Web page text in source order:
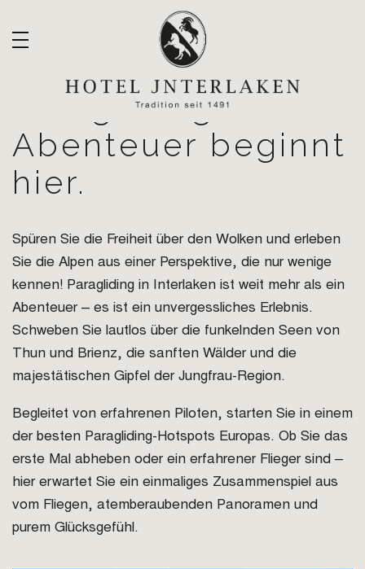
Paragliding – Ihr
Abenteuer beginnt
hier.
Spüren Sie die Freiheit über den Wolken und erleben
Sie die Alpen aus einer Perspektive, die nur wenige
kennen! Paragliding in Interlaken ist weit mehr als ein
Abenteuer – es ist ein unvergessliches Erlebnis.
Schweben Sie lautlos über die funkelnden Seen von
Thun und Brienz, die sanften Wälder und die
majestätischen Gipfel der Jungfrau-Region.
Begleitet von erfahrenen Piloten, starten Sie in einem
der besten Paragliding-Hotspots Europas. Ob Sie das
erste Mal abheben oder ein erfahrener Flieger sind –
hier erwartet Sie ein einmaliges Zusammenspiel aus
vom Fliegen, atemberaubenden Panoramen und
purem Glücksgefühl.